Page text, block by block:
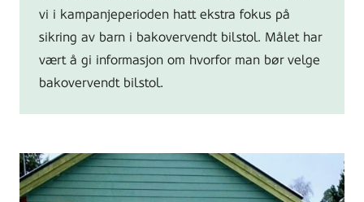
vi i kampanjeperioden hatt ekstra fokus på
sikring av barn i bakovervendt bilstol. Målet har
vært å gi informasjon om hvorfor man bør velge
bakovervendt bilstol.